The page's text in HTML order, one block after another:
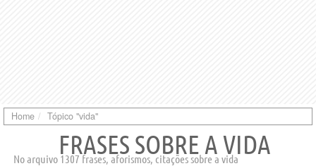
Home Tópico "vida"
FRASES SOBRE A VIDA
No arquivo 1307 frases, aforismos, citações sobre a vida